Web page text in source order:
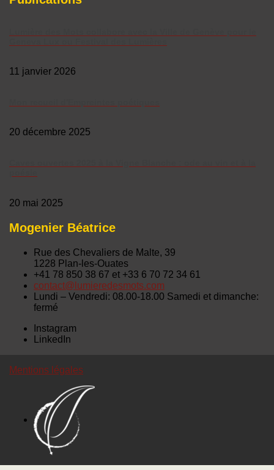
11 janvier 2026
20 décembre 2025
20 mai 2025
Mogenier Béatrice
Rue des Chevaliers de Malte, 39
1228 Plan-les-Ouates
+41 78 850 38 67 et +33 6 70 72 34 61
contact@lumieredesmots.com
Lundi – Vendredi: 08.00-18.00 Samedi et dimanche:
fermé
Instagram
LinkedIn
Mentions légales